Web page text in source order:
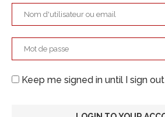
Keep me signed in until I sign out